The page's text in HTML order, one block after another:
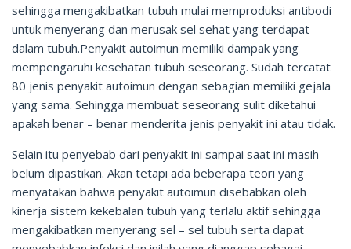
sehingga mengakibatkan tubuh mulai memproduksi antibodi
untuk menyerang dan merusak sel sehat yang terdapat
dalam tubuh.Penyakit autoimun memiliki dampak yang
mempengaruhi kesehatan tubuh seseorang. Sudah tercatat
80 jenis penyakit autoimun dengan sebagian memiliki gejala
yang sama. Sehingga membuat seseorang sulit diketahui
apakah benar – benar menderita jenis penyakit ini atau tidak.
Selain itu penyebab dari penyakit ini sampai saat ini masih
belum dipastikan. Akan tetapi ada beberapa teori yang
menyatakan bahwa penyakit autoimun disebabkan oleh
kinerja sistem kekebalan tubuh yang terlalu aktif sehingga
mengakibatkan menyerang sel – sel tubuh serta dapat